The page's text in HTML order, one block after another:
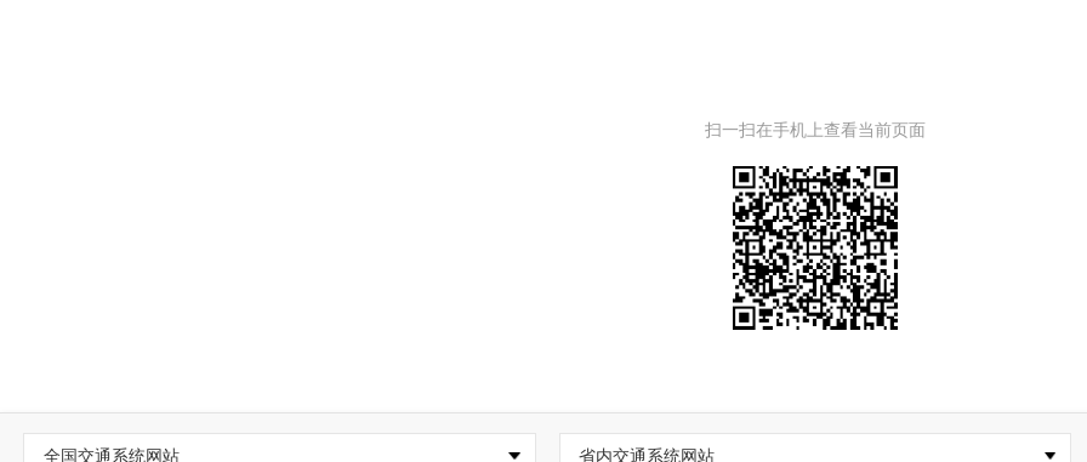
扫一扫在手机上查看当前页面
全国交通系统网站 省内交通系统网站